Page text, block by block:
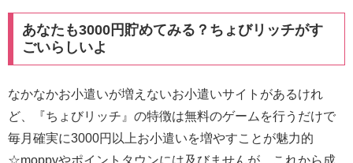
あなたも3000円貯めてみる？ちょびリッチがす
ごいらしいよ
なかなかお小遣いが増えないお小遣いサイトがあるけれ
ど、『ちょびリッチ』の特徴は無料のゲームを行うだけで
毎月確実に3000円以上お小遣いを増やすことが魅力的
☆moppyやポイントタウンには及びませんが、これから成